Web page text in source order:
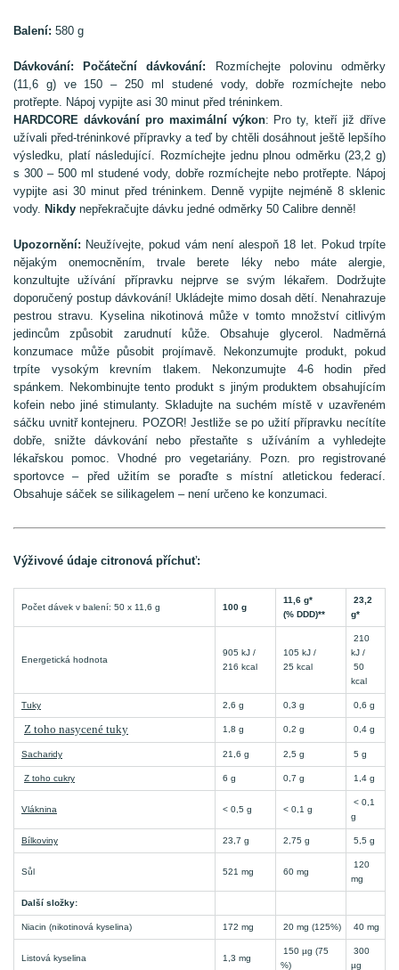
Balení: 580 g
Dávkování: Počáteční dávkování: Rozmíchejte polovinu odměrky
(11,6 g) ve 150 – 250 ml studené vody, dobře rozmíchejte nebo
protřepte. Nápoj vypijte asi 30 minut před tréninkem.
HARDCORE dávkování pro maximální výkon: Pro ty, kteří již dříve
užívali před-tréninkové přípravky a teď by chtěli dosáhnout ještě lepšího
výsledku, platí následující. Rozmíchejte jednu plnou odměrku (23,2 g)
s 300 – 500 ml studené vody, dobře rozmíchejte nebo protřepte. Nápoj
vypijte asi 30 minut před tréninkem. Denně vypijte nejméně 8 sklenic
vody. Nikdy nepřekračujte dávku jedné odměrky 50 Calibre denně!
Upozornění: Neužívejte, pokud vám není alespoň 18 let. Pokud trpíte
nějakým onemocněním, trvale berete léky nebo máte alergie,
konzultujte užívání přípravku nejprve se svým lékařem. Dodržujte
doporučený postup dávkování! Ukládejte mimo dosah dětí. Nenahrazuje
pestrou stravu. Kyselina nikotinová může v tomto množství citlivým
jedincům způsobit zarudnutí kůže. Obsahuje glycerol. Nadměrná
konzumace může působit projímavě. Nekonzumujte produkt, pokud
trpíte vysokým krevním tlakem. Nekonzumujte 4-6 hodin před
spánkem. Nekombinujte tento produkt s jiným produktem obsahujícím
kofein nebo jiné stimulanty. Skladujte na suchém místě v uzavřeném
sáčku uvnitř kontejneru. POZOR! Jestliže se po užití přípravku necítíte
dobře, snižte dávkování nebo přestaňte s užíváním a vyhledejte
lékařskou pomoc. Vhodné pro vegetariány. Pozn. pro registrované
sportovce – před užitím se poraďte s místní atletickou federací.
Obsahuje sáček se silikagelem – není určeno ke konzumaci.
Výživové údaje citronová příchuť:
Počet dávek v balení: 50 x 11,6 g 100 g
11,6 g*
(% DDD)**
23,2
g*
Energetická hodnota
905 kJ /
216 kcal
105 kJ /
25 kcal
210
kJ /
50
kcal
Tuky 2,6 g 0,3 g 0,6 g
Z toho nasycené tuky 1,8 g 0,2 g 0,4 g
Sacharidy 21,6 g 2,5 g 5 g
Z toho cukry 6 g 0,7 g 1,4 g
Vláknina < 0,5 g < 0,1 g
< 0,1
g
Bílkoviny 23,7 g 2,75 g 5,5 g
Sůl 521 mg 60 mg
120
mg
Další složky:
Niacin (nikotinová kyselina) 172 mg 20 mg (125%) 40 mg
Listová kyselina 1,3 mg
150 µg (75
%)
300
µg